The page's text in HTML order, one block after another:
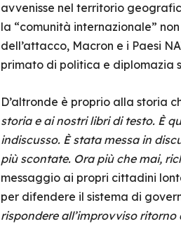
avvenisse nel territorio
la “comunità internazionale”
dell’attacco, Macron e i Paesi
primato di politica e diplomazia
D’altronde è proprio alla storia
storia e ai nostri libri di testo. È
indiscusso. È stata messa in
più scontate. Ora più che mai,
messaggio ai propri cittadini
per difendere il sistema di
rispondere all’improvviso